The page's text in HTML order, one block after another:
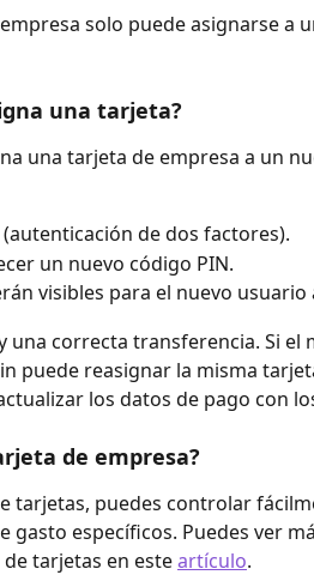
solo puede asignarse a
una tarjeta?
una tarjeta de empresa a un
de dos factores).
un nuevo código PIN.
visibles para el nuevo usuario
una correcta transferencia. Si el
puede reasignar la misma
los datos de pago con
de empresa?
tarjetas, puedes controlar
gasto específicos. Puedes ver
tarjetas en este artículo.